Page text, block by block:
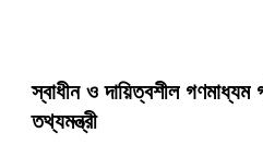
স্বাধীন ও দায়িত্বশীল
তথ্যমন্ত্রী